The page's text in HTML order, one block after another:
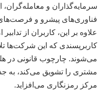
سرمایه‌گذاران و
فناوری‌های پیشرو و
علاوه بر این، کاربران از
کاربرپسندی که این شرکت‌ها
می‌شوند. چارچوب قانونی در
مشتری را تشویق می‌کند، به
مرکز رمزنگاری می‌افزاید.